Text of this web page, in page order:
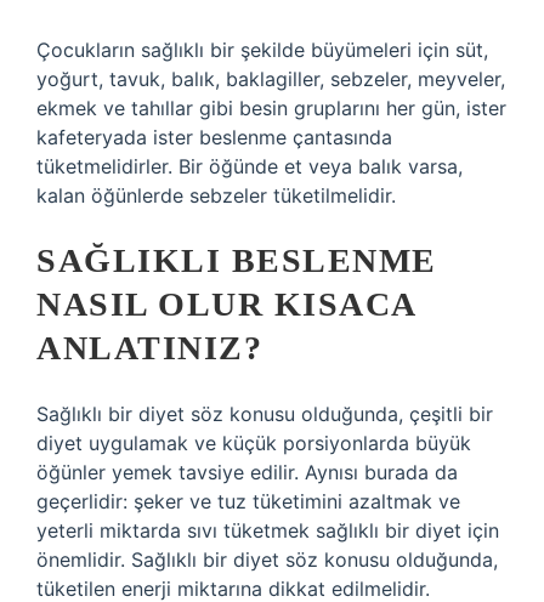
Çocukların sağlıklı bir şekilde büyümeleri için süt,
yoğurt, tavuk, balık, baklagiller, sebzeler, meyveler,
ekmek ve tahıllar gibi besin gruplarını her gün, ister
kafeteryada ister beslenme çantasında
tüketmelidirler. Bir öğünde et veya balık varsa,
kalan öğünlerde sebzeler tüketilmelidir.
SAĞLIKLI BESLENME
NASIL OLUR KISACA
ANLATINIZ?
Sağlıklı bir diyet söz konusu olduğunda, çeşitli bir
diyet uygulamak ve küçük porsiyonlarda büyük
öğünler yemek tavsiye edilir. Aynısı burada da
geçerlidir: şeker ve tuz tüketimini azaltmak ve
yeterli miktarda sıvı tüketmek sağlıklı bir diyet için
önemlidir. Sağlıklı bir diyet söz konusu olduğunda,
tüketilen enerji miktarına dikkat edilmelidir.